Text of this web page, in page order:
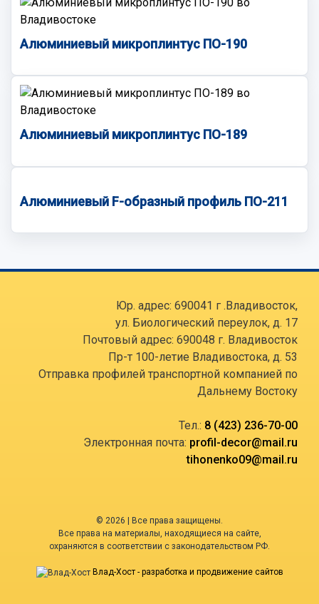
Алюминиевый микроплинтус ПО-190
Алюминиевый микроплинтус ПО-189
Алюминиевый F-образный профиль ПО-211
Юр. адрес: 690041 г .Владивосток,
ул. Биологический переулок, д. 17
Почтовый адрес: 690048 г. Владивосток
Пр-т 100-летие Владивостока, д. 53
Отправка профилей транспортной компанией по
Дальнему Востоку
Тел.: 8 (423) 236-70-00
Электронная почта: profil-decor@mail.ru
tihonenko09@mail.ru
© 2026 | Все права защищены.
Все права на материалы, находящиеся на сайте,
охраняются в соответствии с законодательством РФ.
Влад-Хост - разработка и продвижение сайтов